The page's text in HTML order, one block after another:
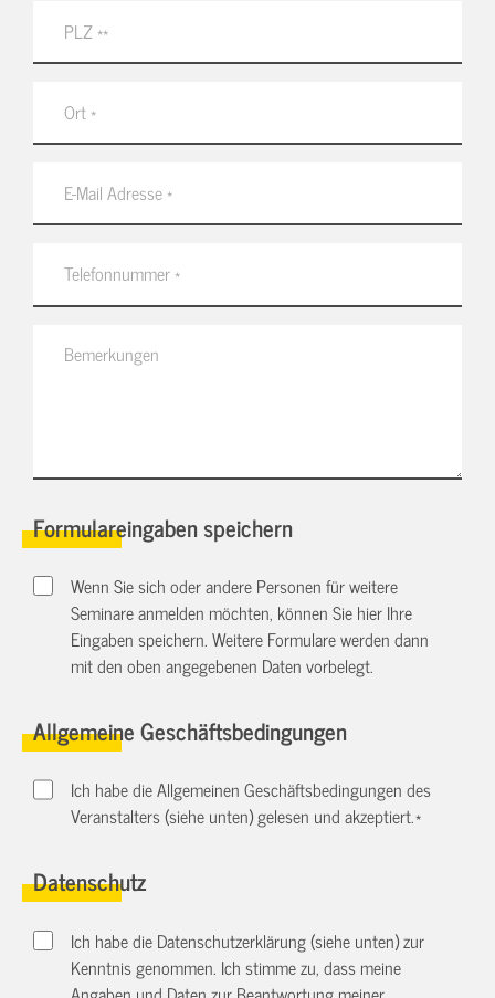
Formulareingaben speichern
Wenn Sie sich oder andere Personen für weitere
Seminare anmelden möchten, können Sie hier Ihre
Eingaben speichern. Weitere Formulare werden dann
mit den oben angegebenen Daten vorbelegt.
Allgemeine Geschäftsbedingungen
Ich habe die Allgemeinen Geschäftsbedingungen des
Veranstalters (siehe unten) gelesen und akzeptiert.*
Datenschutz
Ich habe die Datenschutzerklärung (siehe unten) zur
Kenntnis genommen. Ich stimme zu, dass meine